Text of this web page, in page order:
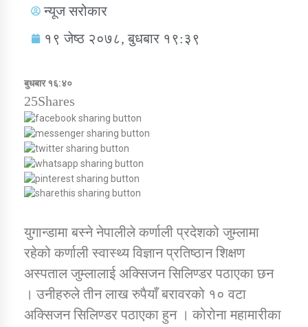
कुषि बिकास कार्यालय जुम्ला सुचना सन्देश
डिभिजन कार्यालय जुम्लाको सुचना सन्देश
कर्णाली प्रविधि शिक्षालय जुम्लाको सुचना
सामाजिक बिकास कार्यालय जुम्लाकाे सुचना
न्यूज सरोकार
१९ जेष्ठ २०७८, बुधबार १९:३९
बुधबार १६:४०
25Shares
युगान्डामा बस्ने नेपालीले कर्णाली प्रदेशको जुम्लामा
रहेको कर्णाली स्वास्थ्य विज्ञान प्रतिष्ठान शिक्षण
अस्पताल जुम्लालाई अक्सिजन सिलिण्डर पठाएका छन
। उनीहरुले तीन लाख रुपैयाँ बरावरको १० वटा
अक्सिजन सिलिण्डर पठाएका हुन । कोरोना महामारीका